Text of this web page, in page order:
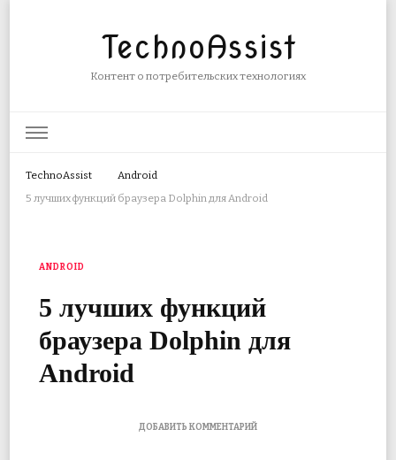
TechnoAssist
Контент о потребительских технологиях
TechnoAssist
Android
5 лучших функций браузера Dolphin для Android
ANDROID
5 лучших функций
браузера Dolphin для
Android
ДОБАВИТЬ КОММЕНТАРИЙК